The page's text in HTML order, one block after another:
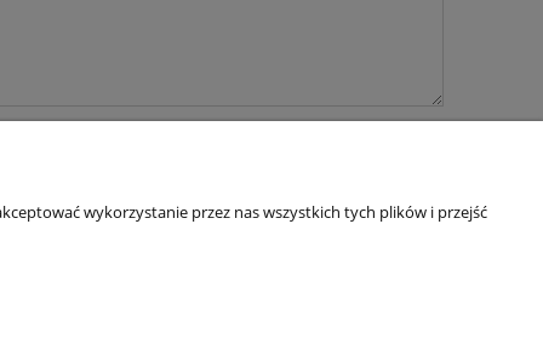
wykorzystanie przez nas wszystkich tych plików i przejść